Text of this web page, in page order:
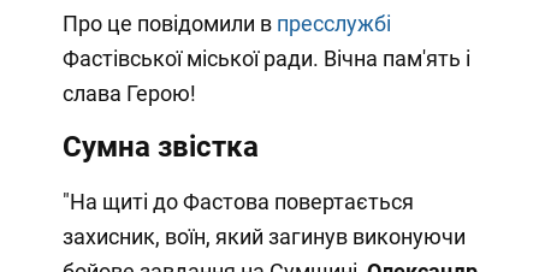
Про це повідомили в пресслужбі
Фастівської міської ради. Вічна пам'ять і
слава Герою!
Сумна звістка
"На щиті до Фастова повертається
захисник, воїн, який загинув виконуючи